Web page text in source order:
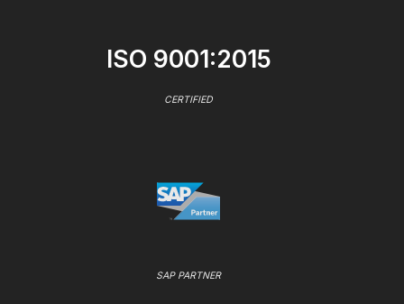
ISO 9001:2015
CERTIFIED
SAP PARTNER